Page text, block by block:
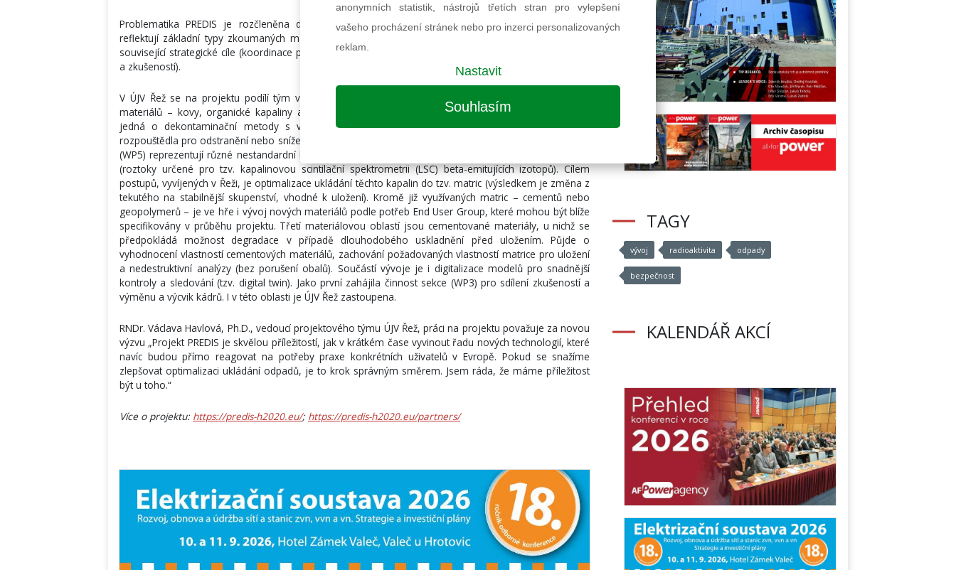
Problematika PREDIS je rozčleněna do sedmi pracovních oblastí (Work Packages; WP1-7), které
reflektují základní typy zkoumaných materiálů (kovové, kapalné, pevné organické a cementované) a
související strategické cíle (koordinace procesů, implementace poznatků do praxe a předávání znalostí
a zkušeností).
V ÚJV Řež se na projektu podílí tým více než deseti specialistů. Řeší inovace pro tři typy odpadních
materiálů – kovy, organické kapaliny a cementované odpady. V oblasti kovových odpadů (WP4) se
jedná o dekontaminační metody s využitím tzv. iontových kapalin. Jsou to speciální sloučeniny,
rozpouštědla pro odstranění nebo snížení radioaktivní kontaminace povrchů. Organické kapalné odpady
(WP5) reprezentují různé nestandardní kapaliny – řezné emulze, mazací oleje nebo scintilační koktejly
(roztoky určené pro tzv. kapalinovou scintilační spektrometrii (LSC) beta-emitujících izotopů). Cílem
postupů, vyvíjených v Řeži, je optimalizace ukládání těchto kapalin do tzv. matric (výsledkem je změna z
tekutého na stabilnější skupenství, vhodné k uložení). Kromě již využívaných matric – cementů nebo
geopolymerů – je ve hře i vývoj nových materiálů podle potřeb End User Group, které mohou být blíže
specifikovány v průběhu projektu. Třetí materiálovou oblastí jsou cementované materiály, u nichž se
předpokládá možnost degradace v případě dlouhodobého uskladnění před uložením. Půjde o
vyhodnocení vlastností cementových materiálů, zachování požadovaných vlastností matrice pro uložení
a nedestruktivní analýzy (bez porušení obalů). Součástí vývoje je i digitalizace modelů pro snadnější
kontroly a sledování (tzv. digital twin). Jako první zahájila činnost sekce (WP3) pro sdílení zkušeností a
výměnu a výcvik kádrů. I v této oblasti je ÚJV Řež zastoupena.
RNDr. Václava Havlová, Ph.D., vedoucí projektového týmu ÚJV Řež, práci na projektu považuje za novou
výzvu „Projekt PREDIS je skvělou příležitostí, jak v krátkém čase vyvinout řadu nových technologií, které
navíc budou přímo reagovat na potřeby praxe konkrétních uživatelů v Evropě. Pokud se snažíme
zlepšovat optimalizaci ukládání odpadů, je to krok správným směrem. Jsem ráda, že máme příležitost
být u toho.“
Více o projektu: https://predis-h2020.eu/; https://predis-h2020.eu/partners/
TAGY
vývoj radioaktivita odpady
bezpečnost
KALENDÁŘ AKCÍ
anonymních statistik, nástrojů třetích stran pro vylepšení
vašeho procházení stránek nebo pro inzerci personalizovaných
reklam.
Nastavit
Souhlasím